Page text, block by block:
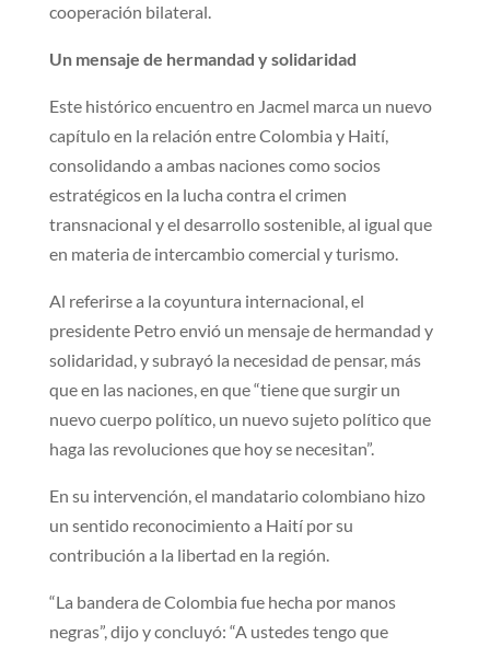
cooperación bilateral.
Un m​ensaje de hermandad y solidaridad
​Este histórico encuentro en Jacmel marca un nuevo
capítulo en la relación entre Colombia y Haití,
consolidando a ambas naciones como socios
estratégicos en la lucha contra el crimen
transnacional y el desarrollo sostenible, al igual que
en materia de intercambio comercial y turismo.
Al referirse a la coyuntura internacional, el
presidente Petro envió un mensaje de hermandad y
solidaridad, y subrayó la necesidad de pensar, más
que en las naciones, en que “tiene que surgir un
nuevo cuerpo político, un nuevo sujeto político que
haga las revoluciones que hoy se necesitan”.
En su intervención, el mandatario colombiano hizo
un sentido reconocimiento a Haití por su
contribución a la libertad en la región.
“La bandera de Colombia fue hecha por manos
negras”, dijo y concluyó: “A ustedes tengo que